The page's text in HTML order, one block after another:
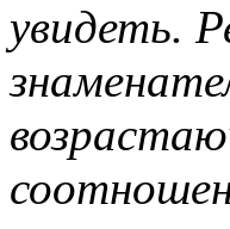
увидеть.